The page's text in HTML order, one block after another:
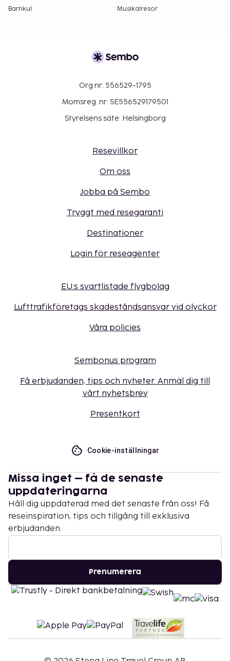
Barnkul
Musikalresor
Org nr: 556529-1795
Momsreg. nr: SE556529179501
Styrelsens säte: Helsingborg
Resevillkor
Om oss
Jobba på Sembo
Tryggt med resegaranti
Destinationer
Login för reseagenter
EU:s svartlistade flygbolag
Lufttrafikföretags skadeståndsansvar vid olyckor
Våra policies
Sembonus program
Få erbjudanden, tips och nyheter. Anmäl dig till
vårt nyhetsbrev
Presentkort
Cookie-inställningar
Missa inget – få de senaste
uppdateringarna
Håll dig uppdaterad med det senaste från oss! Få
reseinspiration, tips och tillgång till exklusiva
erbjudanden.
Prenumerera